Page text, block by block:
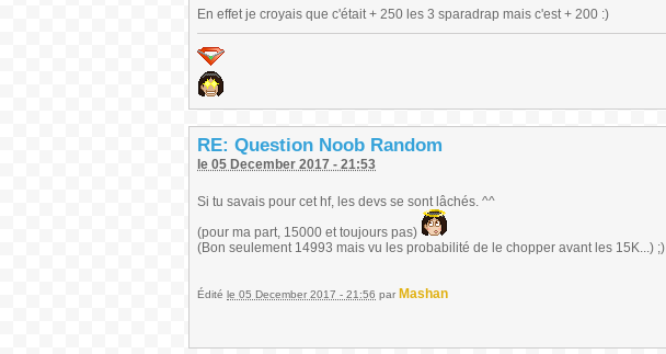
En effet je croyais que c'était + 250 les 3 sparadrap mais c'est + 200 :)
RE: Question Noob Random
le 05 December 2017 - 21:53
Si tu savais pour cet hf, les devs se sont lâchés. ^^
(pour ma part, 15000 et toujours pas)
(Bon seulement 14993 mais vu les probabilité de le chopper avant les 15K...) ;)
Édité le 05 December 2017 - 21:56 par Mashan